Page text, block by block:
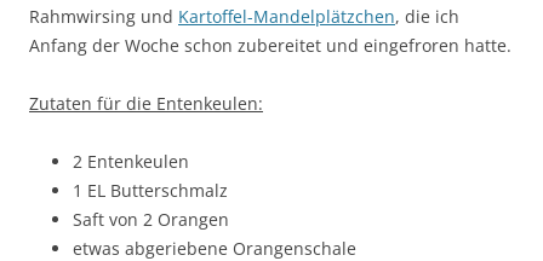
Rahmwirsing und Kartoffel-Mandelplätzchen, die ich
Anfang der Woche schon zubereitet und eingefroren hatte.
Zutaten für die Entenkeulen:
2 Entenkeulen
1 EL Butterschmalz
Saft von 2 Orangen
etwas abgeriebene Orangenschale